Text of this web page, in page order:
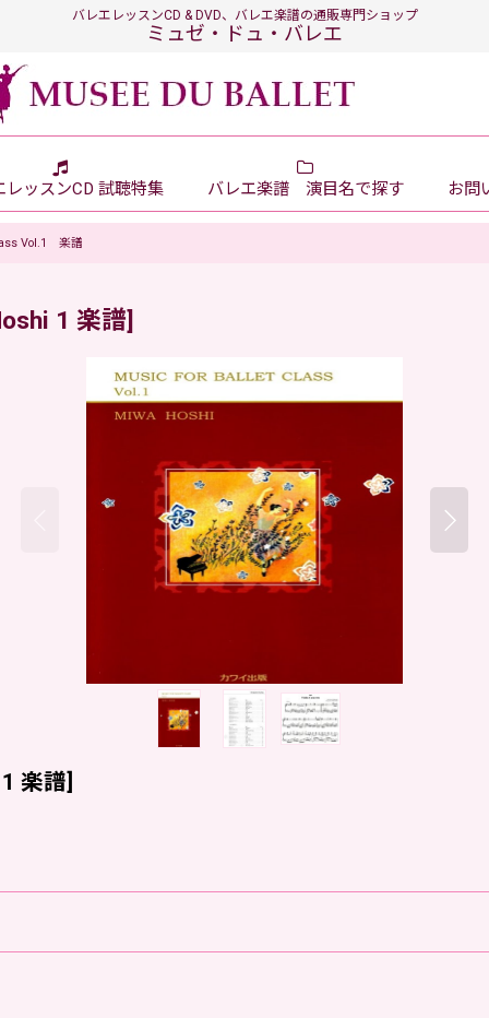
バレエレッスンCD & DVD、バレエ楽譜の通販専門ショップ
ミュゼ・ドュ・バレエ
レッスンCD 試聴特集 バレエ楽譜 演目名で探す お問
Vol.1 楽譜
1 楽譜]
楽譜]